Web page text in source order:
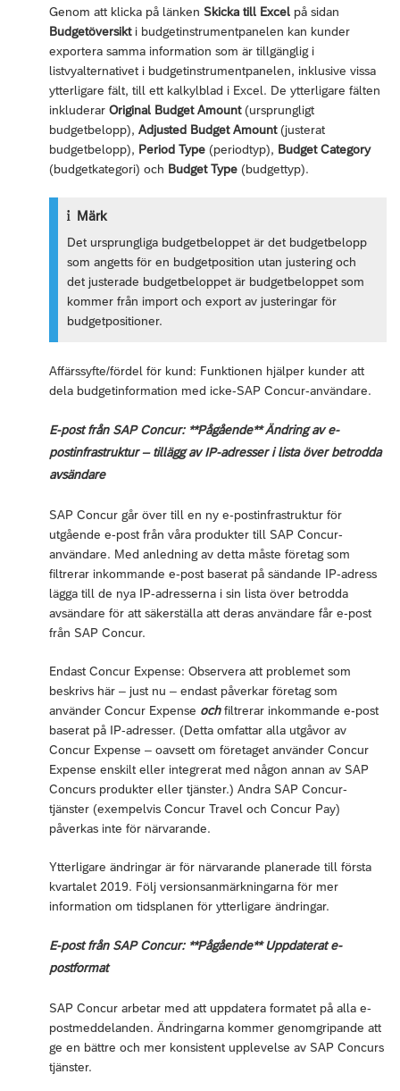
Genom att klicka på länken Skicka till Excel på sidan
Budgetöversikti budgetinstrumentpanelen kan kunder
exportera samma information som är tillgänglig i
listvyalternativet i budgetinstrumentpanelen, inklusive vissa
ytterligare fält, till ett kalkylblad i Excel. De ytterligare fälten
inkluderar Original Budget Amount(ursprungligt
budgetbelopp), Adjusted Budget Amount(justerat
budgetbelopp), Period Type (periodtyp), Budget Category
(budgetkategori) och Budget Type (budgettyp).
Märk
Det ursprungliga budgetbeloppet är det budgetbelopp
som angetts för en budgetposition utan justering och
det justerade budgetbeloppet är budgetbeloppet som
kommer från import och export av justeringar för
budgetpositioner.
Affärssyfte/fördel för kund: Funktionen hjälper kunder att
dela budgetinformation med icke-SAP Concur-användare.
E-post från SAP Concur: **Pågående** Ändring av e-
postinfrastruktur – tillägg av IP-adresser i lista över betrodda
avsändare
SAP Concur går över till en ny e-postinfrastruktur för
utgående e-post från våra produkter till SAP Concur-
användare. Med anledning av detta måste företag som
filtrerar inkommande e-post baserat på sändande IP-adress
lägga till de nya IP-adresserna i sin lista över betrodda
avsändare för att säkerställa att deras användare får e-post
från SAP Concur.
Endast Concur Expense: Observera att problemet som
beskrivs här – just nu – endast påverkar företag som
använder Concur Expense ochfiltrerar inkommande e-post
baserat på IP-adresser. (Detta omfattar alla utgåvor av
Concur Expense – oavsett om företaget använder Concur
Expense enskilt eller integrerat med någon annan av SAP
Concurs produkter eller tjänster.) Andra SAP Concur-
tjänster (exempelvis Concur Travel och Concur Pay)
påverkas inte för närvarande.
Ytterligare ändringar är för närvarande planerade till första
kvartalet 2019. Följ versionsanmärkningarna för mer
information om tidsplanen för ytterligare ändringar.
E-post från SAP Concur: **Pågående** Uppdaterat e-
postformat
SAP Concur arbetar med att uppdatera formatet på alla e-
postmeddelanden. Ändringarna kommer genomgripande att
ge en bättre och mer konsistent upplevelse av SAP Concurs
tjänster.